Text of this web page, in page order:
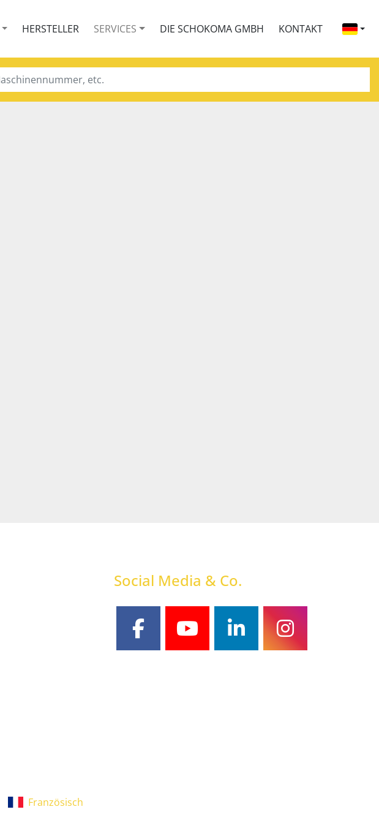
HERSTELLER SERVICES DIE SCHOKOMA GMBH KONTAKT
Social Media & Co.
facebookyoutubelinkedininstagram
Französisch